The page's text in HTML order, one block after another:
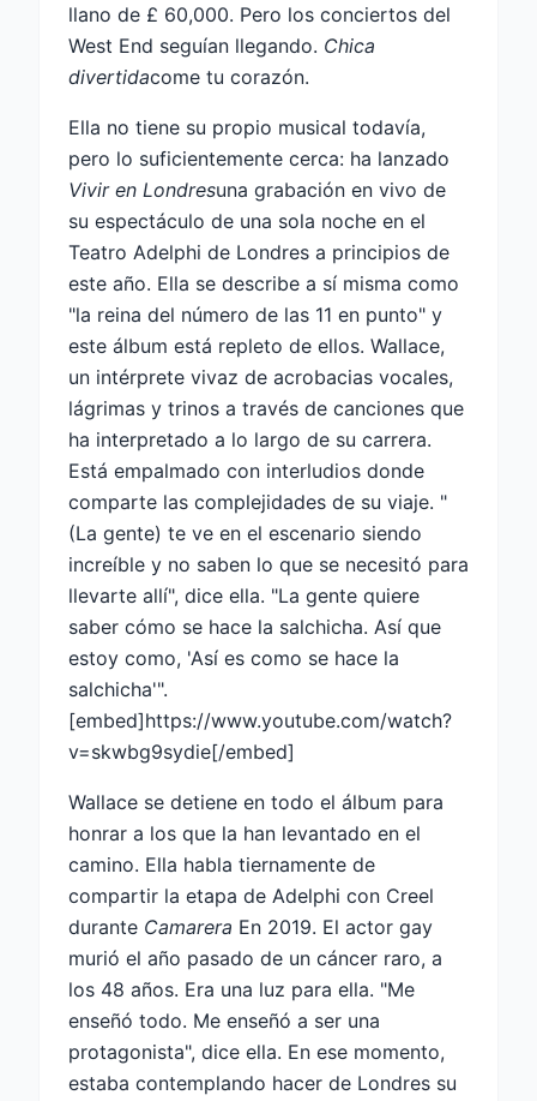
llano de £ 60,000. Pero los conciertos del
West End seguían llegando. Chica
divertidacome tu corazón.
Ella no tiene su propio musical todavía,
pero lo suficientemente cerca: ha lanzado
Vivir en Londresuna grabación en vivo de
su espectáculo de una sola noche en el
Teatro Adelphi de Londres a principios de
este año. Ella se describe a sí misma como
"la reina del número de las 11 en punto" y
este álbum está repleto de ellos. Wallace,
un intérprete vivaz de acrobacias vocales,
lágrimas y trinos a través de canciones que
ha interpretado a lo largo de su carrera.
Está empalmado con interludios donde
comparte las complejidades de su viaje. "
(La gente) te ve en el escenario siendo
increíble y no saben lo que se necesitó para
llevarte allí", dice ella. "La gente quiere
saber cómo se hace la salchicha. Así que
estoy como, 'Así es como se hace la
salchicha'".
[embed]https://www.youtube.com/watch?
v=skwbg9sydie[/embed]
Wallace se detiene en todo el álbum para
honrar a los que la han levantado en el
camino. Ella habla tiernamente de
compartir la etapa de Adelphi con Creel
durante Camarera En 2019. El actor gay
murió el año pasado de un cáncer raro, a
los 48 años. Era una luz para ella. "Me
enseñó todo. Me enseñó a ser una
protagonista", dice ella. En ese momento,
estaba contemplando hacer de Londres su